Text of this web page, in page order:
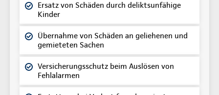
Ersatz von Schäden durch deliktsunfähige
Kinder
Übernahme von Schäden an geliehenen und
gemieteten Sachen
Versicherungsschutz beim Auslösen von
Fehlalarmen